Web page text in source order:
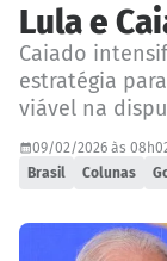
Lula e
Caiado
estratégia
viável na
09/02/2026 às
Brasil
Colunas